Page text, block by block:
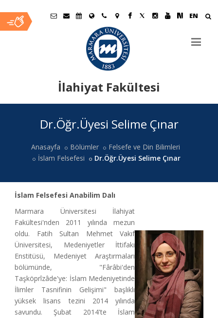
EN
İlahiyat Fakültesi
Dr.Öğr.Üyesi Selime Çınar
Anasayfa Bölümler
Felsefe ve Din Bilimleri
İslam Felsefesi
Dr.Öğr.Üyesi Selime Çınar
İslam Felsefesi Anabilim Dalı
Marmara Üniversitesi İlahiyat
Fakültesi'nden 2011 yılında mezun
oldu. Fatih Sultan Mehmet Vakıf
Üniversitesi, Medeniyetler İttifakı
Enstitüsü, Medeniyet Araştırmaları
bölümünde, "Fârâbi'den
Taşköprîzâde'ye: İslam Medeniyetinde
İlimler Tasnifinin Gelişimi" başlıklı
yüksek lisans tezini 2014 yılında
savundu. Şubat 2014'te İslam